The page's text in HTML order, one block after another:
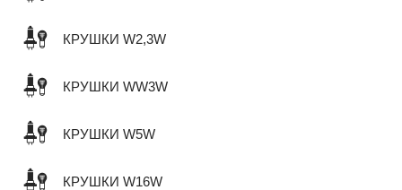
КРУШКИ W2,3W
КРУШКИ WW3W
КРУШКИ W5W
КРУШКИ W16W